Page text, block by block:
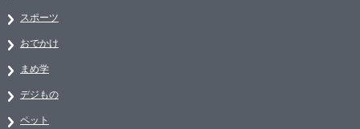
スポーツ
おでかけ
まめ学
デジもの
ペット